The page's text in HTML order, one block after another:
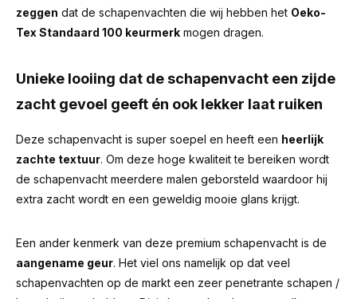
zeggen dat de schapenvachten die wij hebben het Oeko-
Tex Standaard 100 keurmerk mogen dragen.
Unieke looiing dat de schapenvacht een zijde
zacht gevoel geeft én ook lekker laat ruiken
Deze schapenvacht is super soepel en heeft een heerlijk
zachte textuur. Om deze hoge kwaliteit te bereiken wordt
de schapenvacht meerdere malen geborsteld waardoor hij
extra zacht wordt en een geweldig mooie glans krijgt.
Een ander kenmerk van deze premium schapenvacht is de
aangename geur. Het viel ons namelijk op dat veel
schapenvachten op de markt een zeer penetrante schapen /